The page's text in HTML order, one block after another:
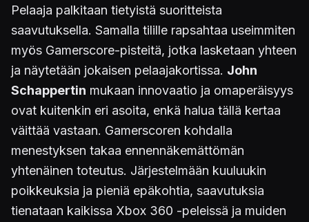
Pelaaja palkitaan tietyistä suoritteista
saavutuksella. Samalla tilille rapsahtaa useimmiten
myös Gamerscore-pisteitä, jotka lasketaan yhteen
ja näytetään jokaisen pelaajakortissa. John
Schappertin mukaan innovaatio ja omaperäisyys
ovat kuitenkin eri asoita, enkä halua tällä kertaa
väittää vastaan. Gamerscoren kohdalla
menestyksen takaa ennennäkemättömän
yhtenäinen toteutus. Järjestelmään kuuluukin
poikkeuksia ja pieniä epäkohtia, saavutuksia
tienataan kaikissa Xbox 360 -peleissä ja muiden